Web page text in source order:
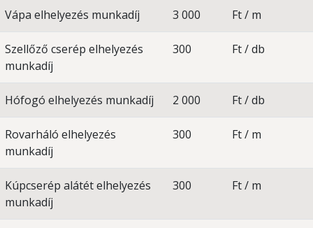
Vápa elhelyezés munkadíj 3 000 Ft / m
Szellőző cserép elhelyezés
munkadíj
300 Ft / db
Hófogó elhelyezés munkadíj 2 000 Ft / db
Rovarháló elhelyezés
munkadíj
300 Ft / m
Kúpcserép alátét elhelyezés
munkadíj
300 Ft / m